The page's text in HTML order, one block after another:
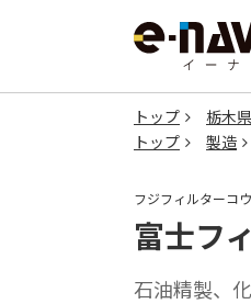
トップ 栃木県
トップ
製造
フジフィルターコ
富士フ
石油精製、